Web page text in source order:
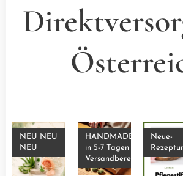
NEU NEU
NEU
HANDMADE
in 5-7 Tagen
Versandbereit
Neue-
Rezeptur